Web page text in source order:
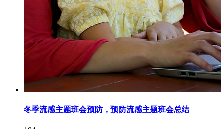
冬季流感主题班会预防，预防流感主题班会总结